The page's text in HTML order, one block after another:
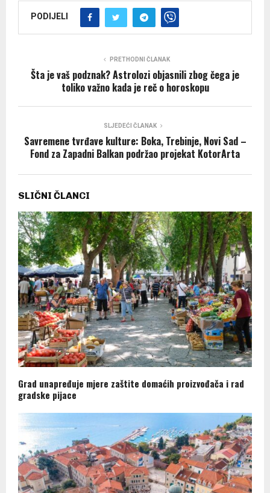
PODIJELI
PRETHODNI ČLANAK
Šta je vaš podznak? Astrolozi objasnili zbog čega je
toliko važno kada je reč o horoskopu
SLJEDEĆI ČLANAK
Savremene tvrđave kulture: Boka, Trebinje, Novi Sad –
Fond za Zapadni Balkan podržao projekat KotorArta
SLIČNI ČLANCI
Grad unapređuje mjere zaštite domaćih proizvođača i rad
gradske pijace